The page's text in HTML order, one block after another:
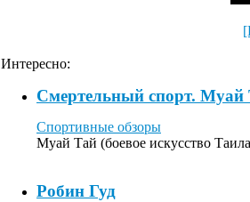
Интересно:
Смертельный спорт. Муай
Спортивные обзоры
Муай Тай (боевое искусство
Робин Гуд